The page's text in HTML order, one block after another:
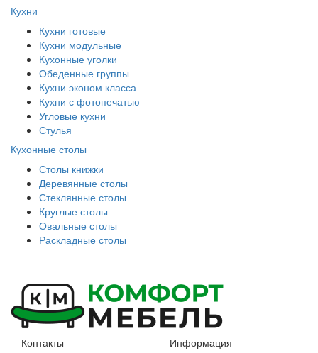
Кухни
Кухни готовые
Кухни модульные
Кухонные уголки
Обеденные группы
Кухни эконом класса
Кухни с фотопечатью
Угловые кухни
Стулья
Кухонные столы
Столы книжки
Деревянные столы
Стеклянные столы
Круглые столы
Овальные столы
Раскладные столы
Контакты Информация